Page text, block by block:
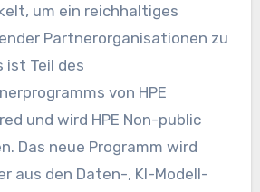
um ein reichhaltiges
Partnerorganisationen zu
ist Teil des
von HPE
und wird HPE Non-public
Das neue Programm wird
aus den Daten-, KI-Modell-